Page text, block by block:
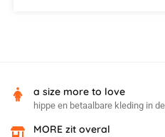
a size more to love
hippe en betaalbare kleding in
MORE zit overal